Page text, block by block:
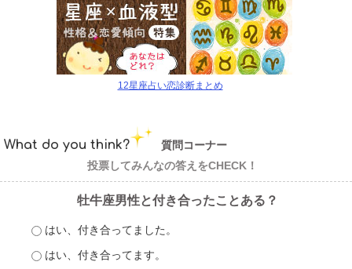
12星座占い恋診断まとめ
What do you think?
質問コーナー
投票してみんなの答えをCHECK！
牡牛座男性と付き合ったことある？
はい、付き合ってました。
はい、付き合ってます。